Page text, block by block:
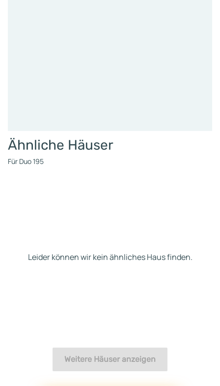
Ähnliche Häuser
Für Duo 195
Leider können wir kein ähnliches Haus finden.
Weitere Häuser anzeigen